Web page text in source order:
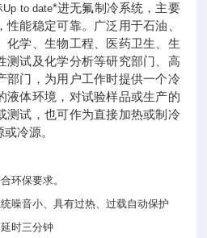
Up to date*进无氟制冷系统，主要
能稳定可靠。广泛用于石油、
化学、生物工程、医药卫生、生
测试及化学分析等研究部门、高
部门，为用户工作时提供一个冷
液体环境，对试验样品或生产的
测试，也可作为直接加热或制冷
冷源。
环保要求。
噪音小、具有过热、过载自动保护
时三分钟